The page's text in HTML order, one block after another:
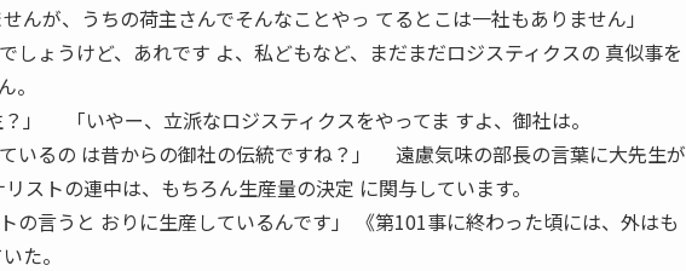
んが、うちの荷主さんでそんなことやっ てるとこは一社もありません」
しょうけど、あれです よ、私どもなど、まだまだロジスティクスの 真似事を
。
」 「いやー、立派なロジスティクスをやってま すよ、御社は。
いるの は昔からの御社の伝統ですね？」 遠慮気味の部長の言葉に大先生が
ストの連中は、もちろん生産量の決定 に関与しています。
の言うと おりに生産しているんです」 《第101事に終わった頃には、外はも
た。